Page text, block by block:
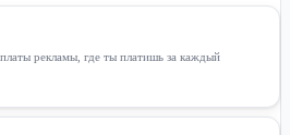
рекламы, где ты платишь за каждый